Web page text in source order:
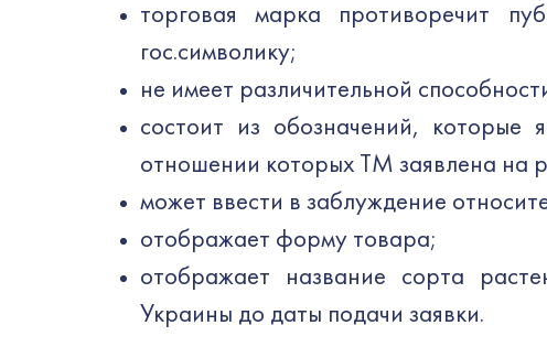
торговая марка противоречит
гос.символику;
не имеет различительной
состоит из обозначений, которые
отношении которых ТМ заявлена на
может ввести в заблуждение
отображает форму товара;
отображает название сорта
Украины до даты подачи заявки.